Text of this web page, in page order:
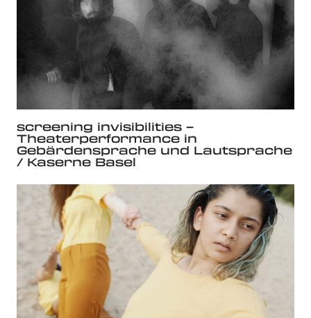
screening invisibilities –
Theaterperformance in
Gebärdensprache und Lautsprache
/ Kaserne Basel